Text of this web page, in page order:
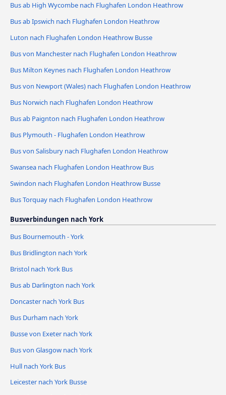
Bus ab High Wycombe nach Flughafen London Heathrow
Bus ab Ipswich nach Flughafen London Heathrow
Luton nach Flughafen London Heathrow Busse
Bus von Manchester nach Flughafen London Heathrow
Bus Milton Keynes nach Flughafen London Heathrow
Bus von Newport (Wales) nach Flughafen London Heathrow
Bus Norwich nach Flughafen London Heathrow
Bus ab Paignton nach Flughafen London Heathrow
Bus Plymouth - Flughafen London Heathrow
Bus von Salisbury nach Flughafen London Heathrow
Swansea nach Flughafen London Heathrow Bus
Swindon nach Flughafen London Heathrow Busse
Bus Torquay nach Flughafen London Heathrow
Busverbindungen nach York
Bus Bournemouth - York
Bus Bridlington nach York
Bristol nach York Bus
Bus ab Darlington nach York
Doncaster nach York Bus
Bus Durham nach York
Busse von Exeter nach York
Bus von Glasgow nach York
Hull nach York Bus
Leicester nach York Busse